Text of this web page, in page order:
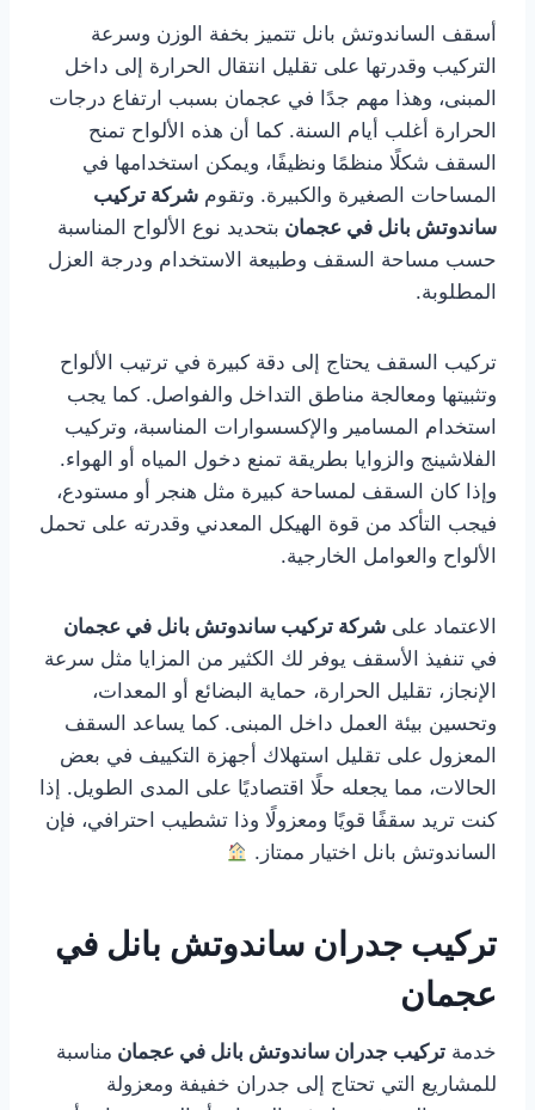
أسقف الساندوتش بانل تتميز بخفة الوزن وسرعة
التركيب وقدرتها على تقليل انتقال الحرارة إلى داخل
المبنى، وهذا مهم جدًا في عجمان بسبب ارتفاع درجات
الحرارة أغلب أيام السنة. كما أن هذه الألواح تمنح
السقف شكلًا منظمًا ونظيفًا، ويمكن استخدامها في
المساحات الصغيرة والكبيرة. وتقوم شركة تركيب
ساندوتش بانل في عجمان بتحديد نوع الألواح المناسبة
حسب مساحة السقف وطبيعة الاستخدام ودرجة العزل
المطلوبة.
تركيب السقف يحتاج إلى دقة كبيرة في ترتيب الألواح
وتثبيتها ومعالجة مناطق التداخل والفواصل. كما يجب
استخدام المسامير والإكسسوارات المناسبة، وتركيب
الفلاشينج والزوايا بطريقة تمنع دخول المياه أو الهواء.
وإذا كان السقف لمساحة كبيرة مثل هنجر أو مستودع،
فيجب التأكد من قوة الهيكل المعدني وقدرته على تحمل
الألواح والعوامل الخارجية.
الاعتماد على شركة تركيب ساندوتش بانل في عجمان
في تنفيذ الأسقف يوفر لك الكثير من المزايا مثل سرعة
الإنجاز، تقليل الحرارة، حماية البضائع أو المعدات،
وتحسين بيئة العمل داخل المبنى. كما يساعد السقف
المعزول على تقليل استهلاك أجهزة التكييف في بعض
الحالات، مما يجعله حلًا اقتصاديًا على المدى الطويل. إذا
كنت تريد سقفًا قويًا ومعزولًا وذا تشطيب احترافي، فإن
الساندوتش بانل اختيار ممتاز.
تركيب جدران ساندوتش بانل في
عجمان
خدمة تركيب جدران ساندوتش بانل في عجمان مناسبة
للمشاريع التي تحتاج إلى جدران خفيفة ومعزولة